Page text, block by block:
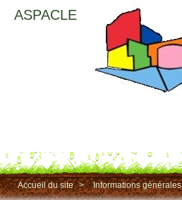
ASPACLE
Accueil du site > Informations générales